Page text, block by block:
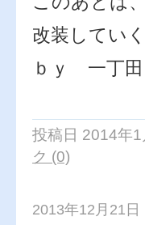
改装してい
ｂｙ 一丁田
投稿日 2014年
ク (0)
2013年12月21日